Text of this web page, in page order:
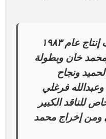
يشار إلي أن فيلم الحريف إنتاج عام ١٩٨٣
خان وبطولة
ونجاح
فرغلي
للناقد الكبير
ومن إخراج محمد